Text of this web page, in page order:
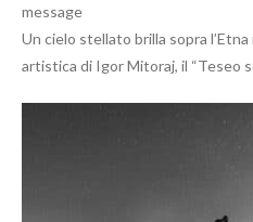
message
Un cielo stellato brilla sopra
artistica di Igor Mitoraj, il “Teseo